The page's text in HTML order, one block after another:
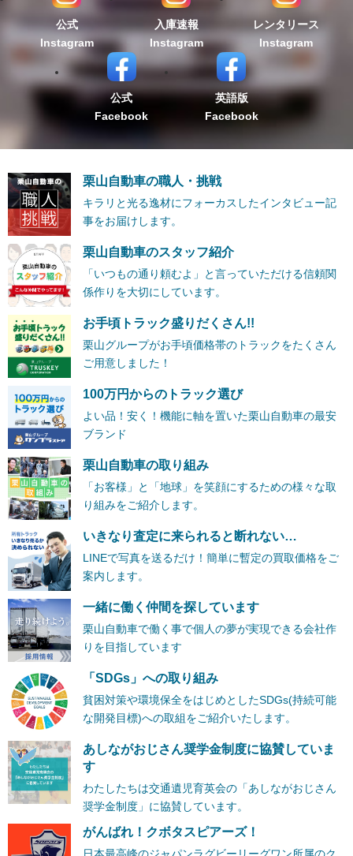
公式
Instagram
入庫速報
Instagram
レンタリース
Instagram
公式
Facebook
英語版
Facebook
栗山自動車の職人・挑戦
キラリと光る逸材にフォーカスしたインタビュー記
事をお届けします。
栗山自動車のスタッフ紹介
「いつもの通り頼むよ」と言っていただける信頼関
係作りを大切にしています。
お手頃トラック盛りだくさん!!
栗山グループがお手頃価格帯のトラックをたくさん
ご用意しました！
100万円からのトラック選び
よい品！安く！機能に軸を置いた栗山自動車の最安
ブランド
栗山自動車の取り組み
「お客様」と「地球」を笑顔にするための様々な取
り組みをご紹介します。
いきなり査定に来られると断れない…
LINEで写真を送るだけ！簡単に暫定の買取価格をご
案内します。
一緒に働く仲間を探しています
栗山自動車で働く事で個人の夢が実現できる会社作
りを目指しています
「SDGs」への取り組み
貧困対策や環境保全をはじめとしたSDGs(持続可能
な開発目標)への取組をご紹介いたします。
あしながおじさん奨学金制度に協賛していま
す
わたしたちは交通遺児育英会の「あしながおじさん
奨学金制度」に協賛しています。
がんばれ！クボタスピアーズ！
日本最高峰のジャパンラグビーリーグワン所属のク